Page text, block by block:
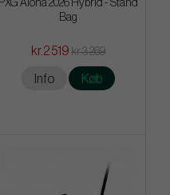
PXG Aloha 2026 Hybrid - Stand
Bag
kr.2 519 kr.3 269
Info Køb